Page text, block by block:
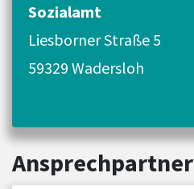
Sozialamt
Liesborner Straße 5
59329 Wadersloh
Ansprechpartner